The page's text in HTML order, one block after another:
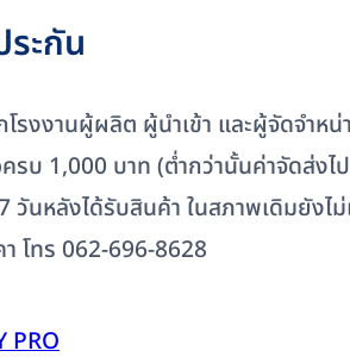
ะกัน
รงงานผู้ผลิต ผู้นำเข้า และผู้จัดจำหน่
รบ 1,000 บาท (ต่ำกว่านั้นค่าจัดส่ง
วันหลังได้รับสินค้า ในสภาพเดิมยังไม่
โทร 062-696-8628
PRO